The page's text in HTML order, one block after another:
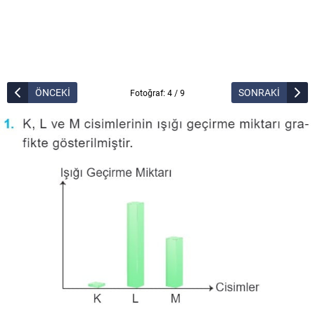
ÖNCEKİ Fotoğraf: 4 / 9 SONRAKİ